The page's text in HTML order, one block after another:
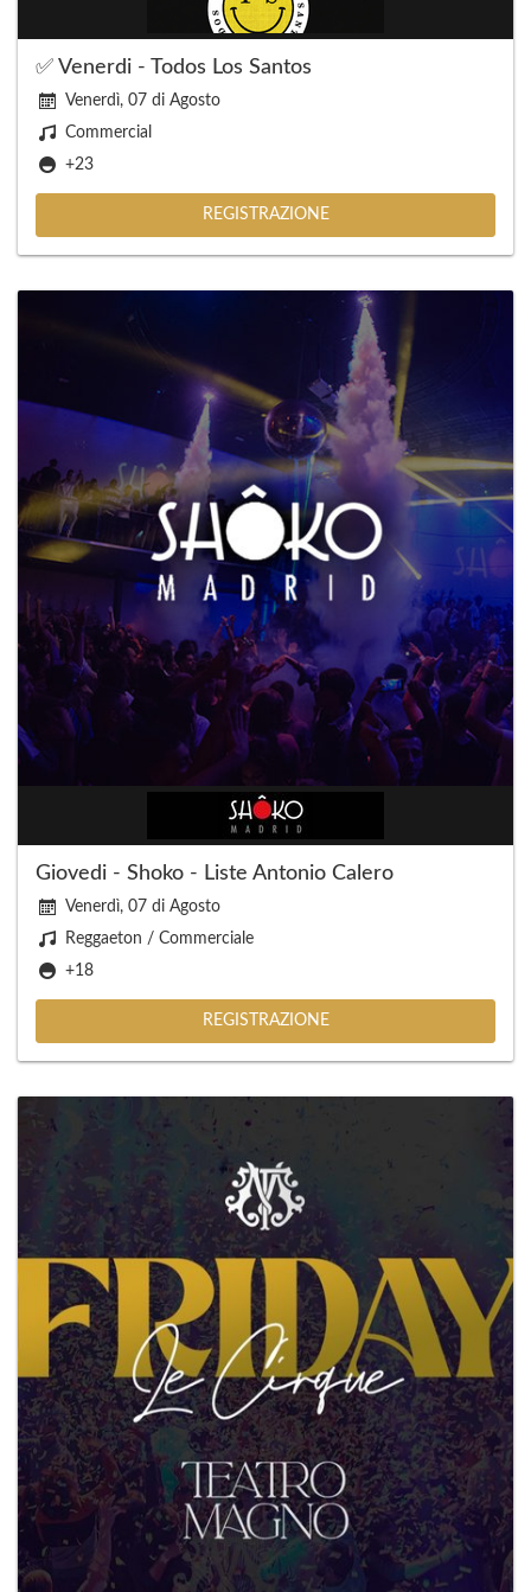
✅ Venerdi - Todos Los Santos
Venerdì, 07 di Agosto
Commercial
+23
REGISTRAZIONE
Giovedi - Shoko - Liste Antonio Calero
Venerdì, 07 di Agosto
Reggaeton / Commerciale
+18
REGISTRAZIONE